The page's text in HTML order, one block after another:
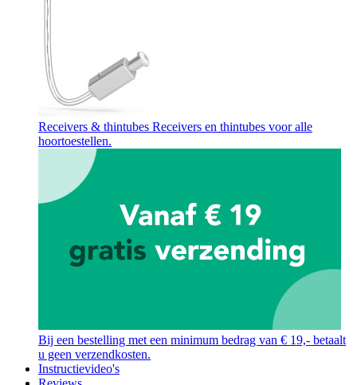
Receivers & thintubes Receivers en thintubes voor alle
hoortoestellen.
Bij een bestelling met een minimum bedrag van € 19,- betaalt
u geen verzendkosten.
Instructievideo's